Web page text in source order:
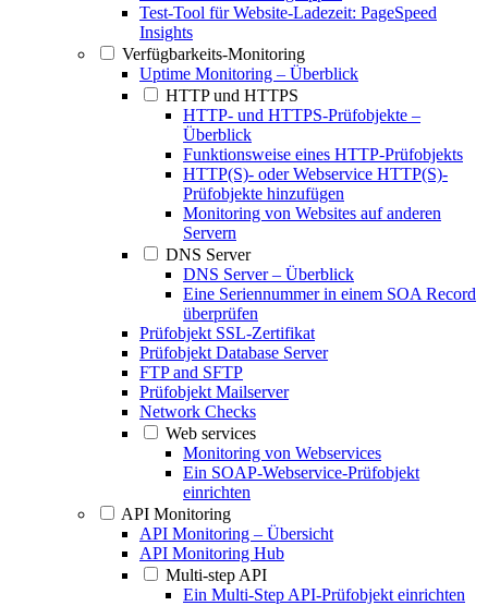
Test-Tool für Website-Ladezeit: PageSpeed
Insights
Verfügbarkeits-Monitoring
Uptime Monitoring – Überblick
HTTP und HTTPS
HTTP- und HTTPS-Prüfobjekte –
Überblick
Funktionsweise eines HTTP-Prüfobjekts
HTTP(S)- oder Webservice HTTP(S)-
Prüfobjekte hinzufügen
Monitoring von Websites auf anderen
Servern
DNS Server
DNS Server – Überblick
Eine Seriennummer in einem SOA Record
überprüfen
Prüfobjekt SSL-Zertifikat
Prüfobjekt Database Server
FTP and SFTP
Prüfobjekt Mailserver
Network Checks
Web services
Monitoring von Webservices
Ein SOAP-Webservice-Prüfobjekt
einrichten
API Monitoring
API Monitoring – Übersicht
API Monitoring Hub
Multi-step API
Ein Multi-Step API-Prüfobjekt einrichten